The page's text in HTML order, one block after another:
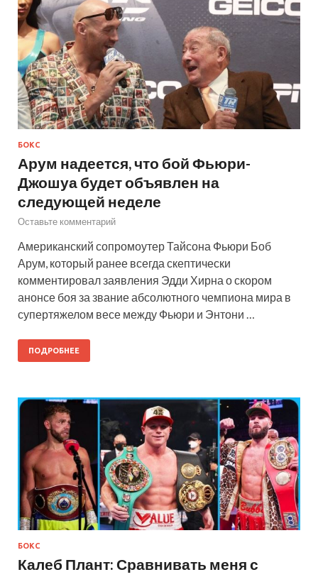
БОКС
Арум надеется, что бой Фьюри-
Джошуа будет объявлен на
следующей неделе
Оставьте комментарий
Американский сопромоутер Тайсона Фьюри Боб
Арум, который ранее всегда скептически
комментировал заявления Эдди Хирна о скором
анонсе боя за звание абсолютного чемпиона мира в
супертяжелом весе между Фьюри и Энтони …
ПОДРОБНЕЕ
БОКС
Калеб Плант: Сравнивать меня с